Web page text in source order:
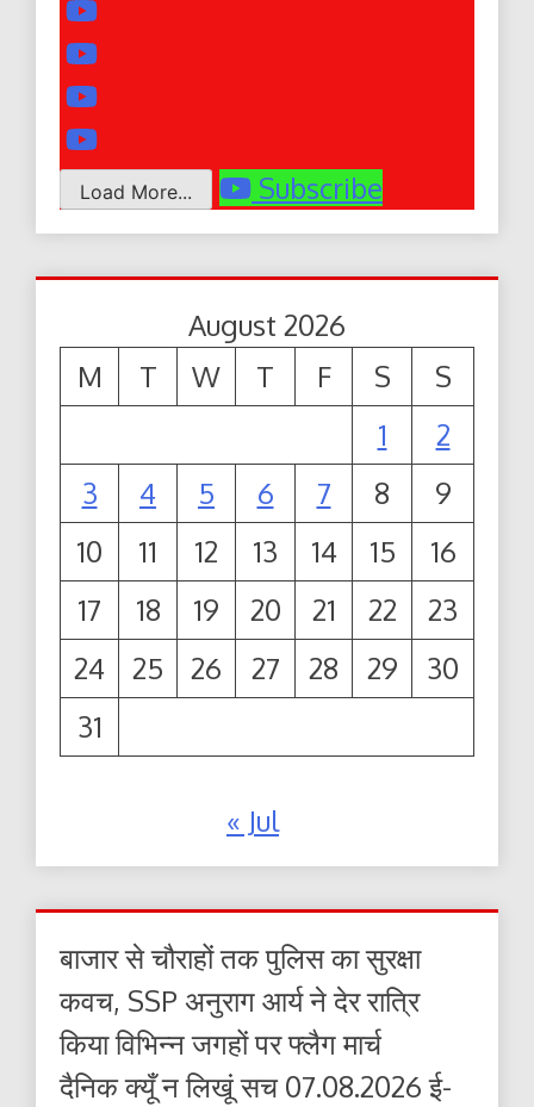
Load More... Subscribe
August 2026
M
T W T F S
S
1
2
3
4 5 6 7 8
9
10
11 12 13 14 15
16
17
18 19 20 21 22
23
24
25 26 27 28 29
30
31
« Jul
बाजार से चौराहों तक पुलिस का सुरक्षा
कवच, SSP अनुराग आर्य ने देर रात्रि
किया विभिन्न जगहों पर फ्लैग मार्च
दैनिक क्यूँ न लिखूं सच 07.08.2026 ई-